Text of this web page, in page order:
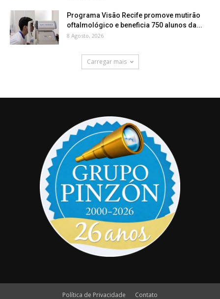
Programa Visão Recife promove mutirão
oftalmológico e beneficia 750 alunos da...
8 Agosto, 2026
Carregar mais
Política de Privacidade Contato